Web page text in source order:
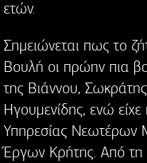
ετών.
Σημειώνεται πως το
Βουλή οι πρώην πια
της Βιάννου,
Ηγουμενίδης, ενώ
Υπηρεσίας Νεωτέρων
Έργων Κρήτης. Από τη